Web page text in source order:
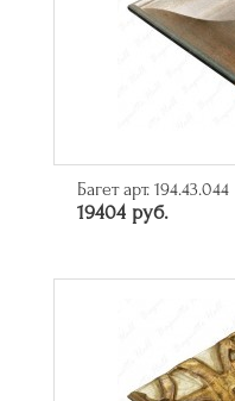
Багет арт. 194.43.044
19404 руб.